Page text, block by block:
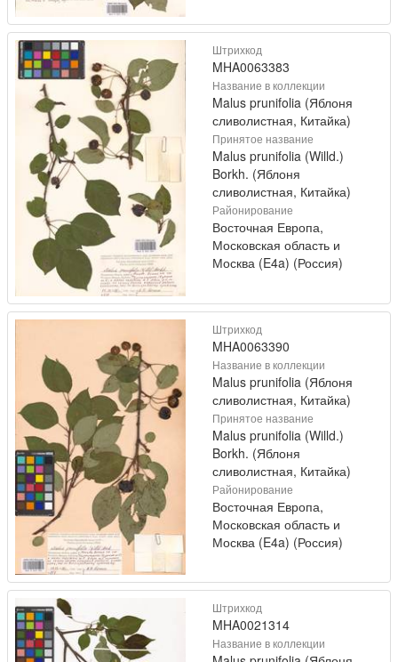
Штрихкод
MHA0063383
Название в коллекции
Malus prunifolia (Яблоня
сливолистная, Китайка)
Принятое название
Malus prunifolia (Willd.)
Borkh. (Яблоня
сливолистная, Китайка)
Районирование
Восточная Европа,
Московская область и
Москва (E4a) (Россия)
Штрихкод
MHA0063390
Название в коллекции
Malus prunifolia (Яблоня
сливолистная, Китайка)
Принятое название
Malus prunifolia (Willd.)
Borkh. (Яблоня
сливолистная, Китайка)
Районирование
Восточная Европа,
Московская область и
Москва (E4a) (Россия)
Штрихкод
MHA0021314
Название в коллекции